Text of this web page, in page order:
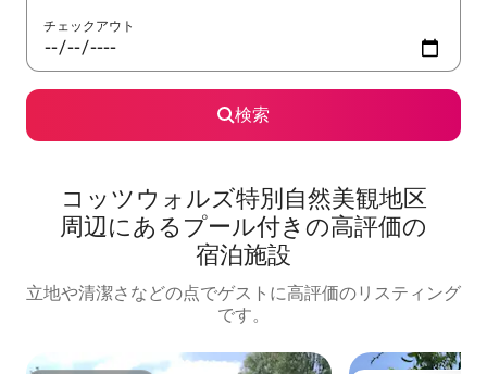
チェックアウト
検索
コッツウォルズ特別自然美観地区
周⁠辺⁠にあ⁠るプ⁠ー⁠ル⁠付⁠き⁠の高⁠評⁠価⁠の
宿⁠泊⁠施⁠設
立地や清潔さなどの点でゲストに高評価のリスティング
です。